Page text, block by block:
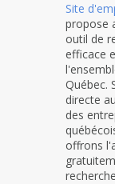
Site
propose
outil de
efficace
Québec.
directe
des
offrons